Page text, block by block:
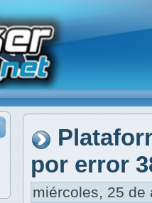
por error
miércoles, 25 de